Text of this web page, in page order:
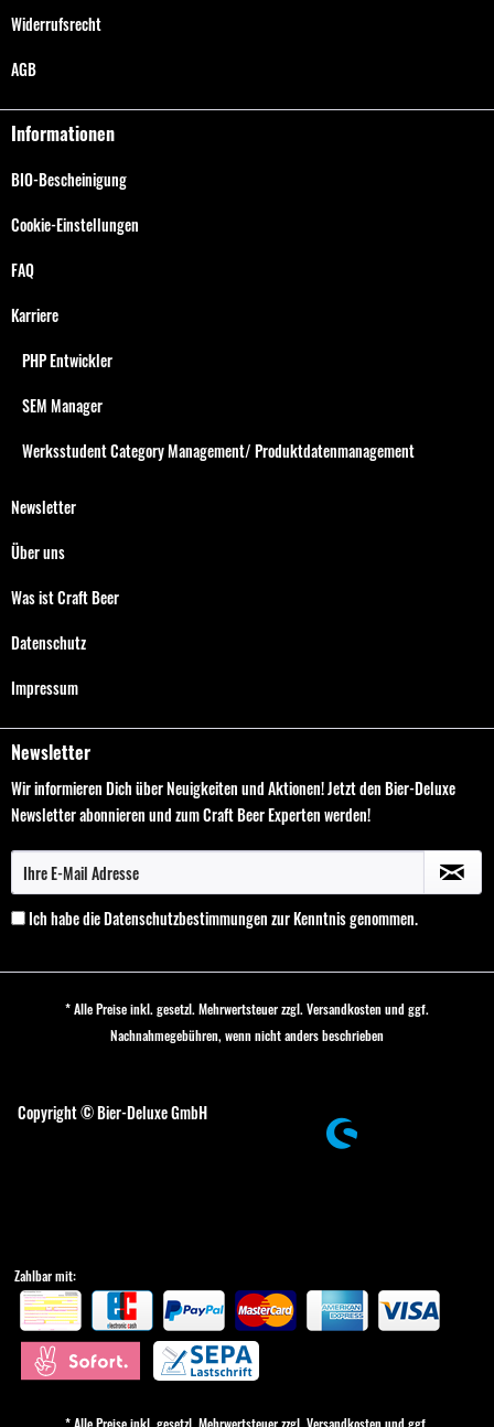
Widerrufsrecht
AGB
Informationen
BIO-Bescheinigung
Cookie-Einstellungen
FAQ
Karriere
PHP Entwickler
SEM Manager
Werksstudent Category Management/ Produktdatenmanagement
Newsletter
Über uns
Was ist Craft Beer
Datenschutz
Impressum
Newsletter
Wir informieren Dich über Neuigkeiten und Aktionen! Jetzt den Bier-Deluxe
Newsletter abonnieren und zum Craft Beer Experten werden!
Ich habe dieDatenschutzbestimmungenzur Kenntnis genommen.
* Alle Preise inkl. gesetzl. Mehrwertsteuer zzgl. Versandkostenund ggf.
Nachnahmegebühren, wenn nicht anders beschrieben
Copyright © Bier-Deluxe GmbH
Zahlbar mit:
* Alle Preise inkl. gesetzl. Mehrwertsteuer zzgl. Versandkostenund ggf.